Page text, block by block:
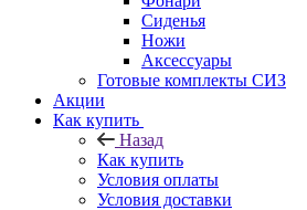
Сиденья
Ножи
Аксессуары
Готовые комплекты СИЗ
Акции
Как купить
Назад
Как купить
Условия оплаты
Условия доставки